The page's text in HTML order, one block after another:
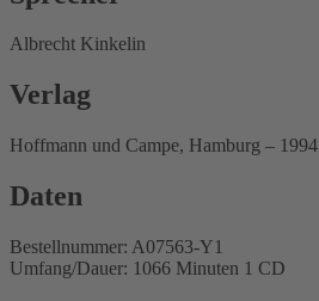
Albrecht Kinkelin
Verlag
Hoffmann und Campe, Hamburg – 1994
Daten
Bestellnummer: A07563-Y1
Umfang/Dauer: 1066 Minuten 1 CD